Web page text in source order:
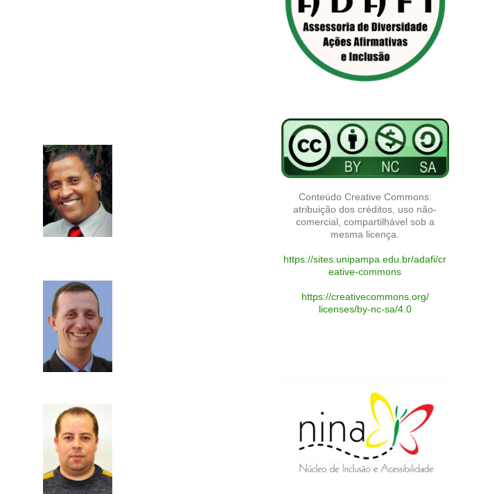
Conteúdo Creative Commons:
atribuição dos créditos, uso não-
comercial, compartilhável sob a
mesma licença.
https://sites.unipampa.edu.br/adafi/cr
eative-commons
https://creativecommons.org/
licenses/by-nc-sa/4.0